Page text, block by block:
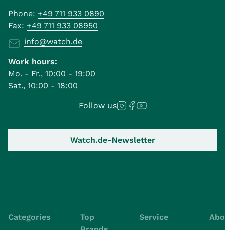
Phone: +49 711 933 0890
Fax: +49 711 933 08950
info@watch.de
Work hours:
Mo. - Fr., 10:00 - 19:00
Sat., 10:00 - 18:00
Follow us
Watch.de-Newsletter
Categories
Top
Service